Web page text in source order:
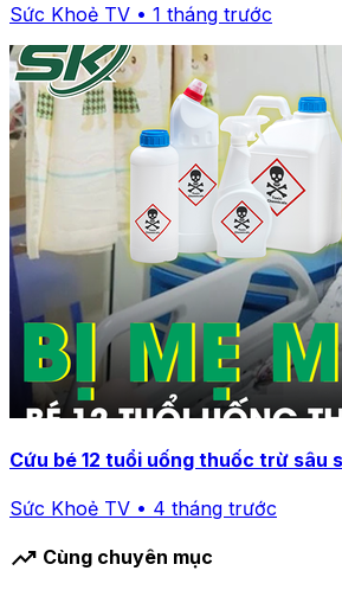
Sức Khoẻ TV • 1 tháng trước
Cứu bé 12 tuổi uống thuốc trừ sâu
Sức Khoẻ TV • 4 tháng trước
trending_up Cùng chuyên mục